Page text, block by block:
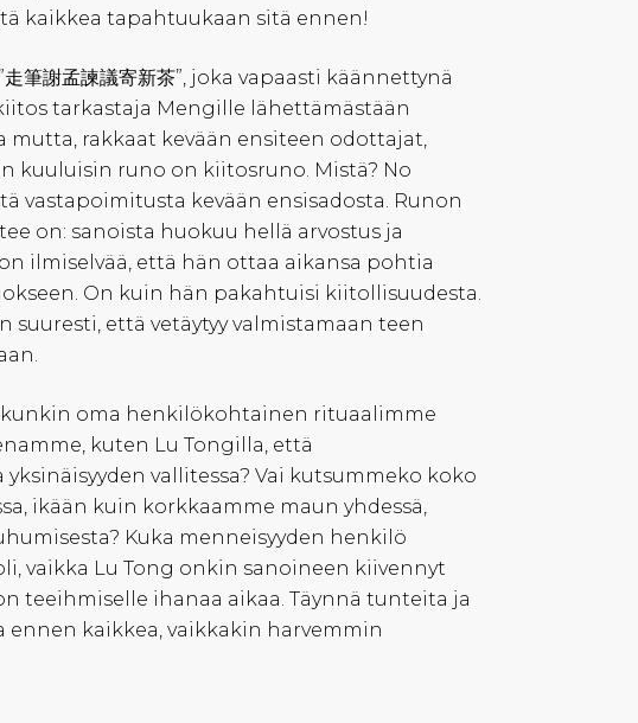
kaikkea tapahtuukaan sitä ennen!
謝孟諫議寄新茶”, joka vapaasti käännettynä
tarkastaja Mengille lähettämästään
rakkaat kevään ensiteen odottajat,
kuuluisin runo on kiitosruno. Mistä? No
vastapoimitusta kevään ensisadosta. Runon
on: sanoista huokuu hellä arvostus ja
ilmiselvää, että hän ottaa aikansa pohtia
On kuin hän pakahtuisi kiitollisuudesta.
että vetäytyy valmistamaan teen
oma henkilökohtainen rituaalimme
kuten Lu Tongilla, että
vallitessa? Vai kutsummeko koko
ikään kuin korkkaamme maun yhdessä,
Kuka menneisyyden henkilö
vaikka Lu Tong onkin sanoineen kiivennyt
teeihmiselle ihanaa aikaa. Täynnä tunteita ja
kaikkea, vaikkakin harvemmin